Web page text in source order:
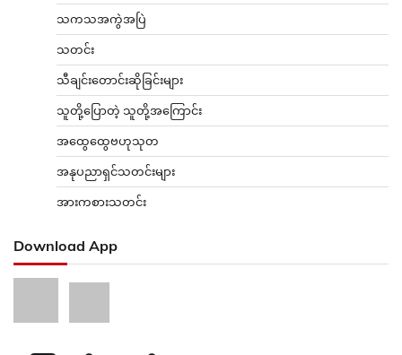
သကသအကွဲအပြဲ
သတင်း
သီချင်းတောင်းဆိုခြင်းများ
သူတို့ပြောတဲ့ သူတို့အကြောင်း
အထွေထွေဗဟုသုတ
အနုပညာရှင်သတင်းများ
အားကစားသတင်း
Download App